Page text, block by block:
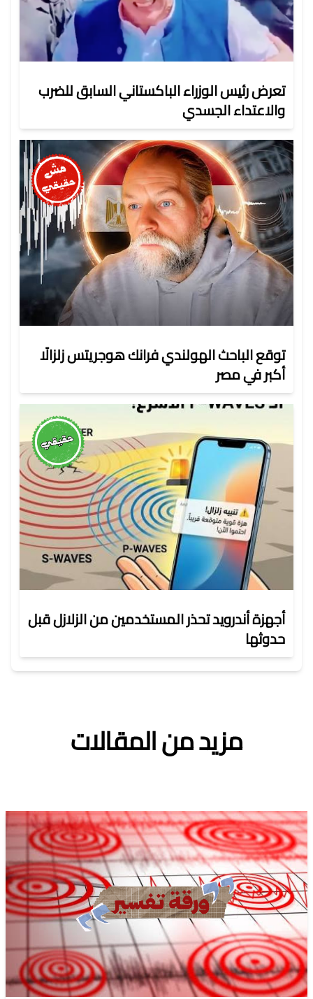
تعرض رئيس الوزراء الباكستاني السابق للضرب
والاعتداء الجسدي
توقع الباحث الهولندي فرانك هوجريتس زلزالًا
أكبر في مصر
أجهزة أندرويد تحذر المستخدمين من الزلازل قبل
حدوثها
مزيد من المقالات